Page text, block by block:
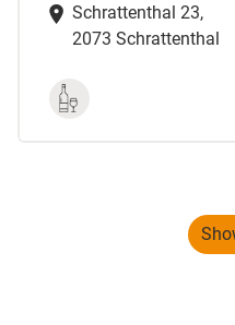
Schrattenthal 23,
2073 Schrattenthal